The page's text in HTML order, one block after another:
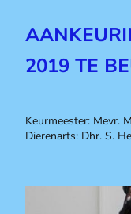
2019 TE
Keurmeester: Mevr.
Dierenarts: Dhr. S.